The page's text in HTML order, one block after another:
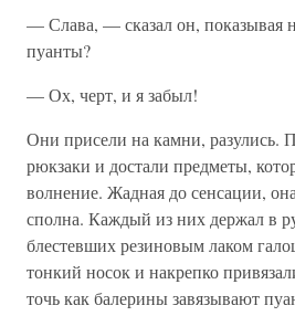
— Слава, — сказал он, показывая
пуанты?
— Ох, черт, и я забыл!
Они присели на камни, разулись.
рюкзаки и достали предметы,
волнение. Жадная до сенсации,
сполна. Каждый из них держал в
блестевших резиновым лаком
тонкий носок и накрепко
точь как балерины завязывают